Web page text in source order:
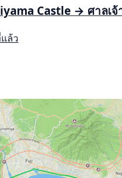
Castle → ศาลเจ้
ล้ว